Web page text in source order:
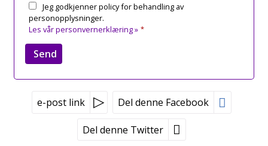
Jeg godkjenner policy for behandling av
personopplysninger.
Les vår personvernerklæring » *
e-post link Del denne Facebook
Del denne Twitter